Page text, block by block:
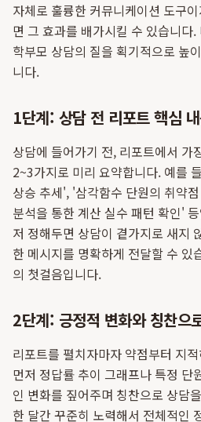
자체로 훌륭한 커뮤니케이션 도구
면 그 효과를 배가시킬 수 있습니다
학부모 상담의 질을 획기적으로 높
니다.
1단계: 상담 전 리포트 핵심
상담에 들어가기 전, 리포트에서 가
2~3가지로 미리 요약합니다. 예를
상승 추세', '삼각함수 단원의 취약
분석을 통한 계산 실수 패턴 확인'
저 정해두면 상담이 곁가지로 새지
한 메시지를 명확하게 전달할 수 있
의 첫걸음입니다.
2단계: 긍정적 변화와 칭찬으
리포트를 펼치자마자 약점부터 지
먼저 정답률 추이 그래프나 특정 단
인 변화를 짚어주며 칭찬으로 상담
한 달간 꾸준히 노력해서 전체적인